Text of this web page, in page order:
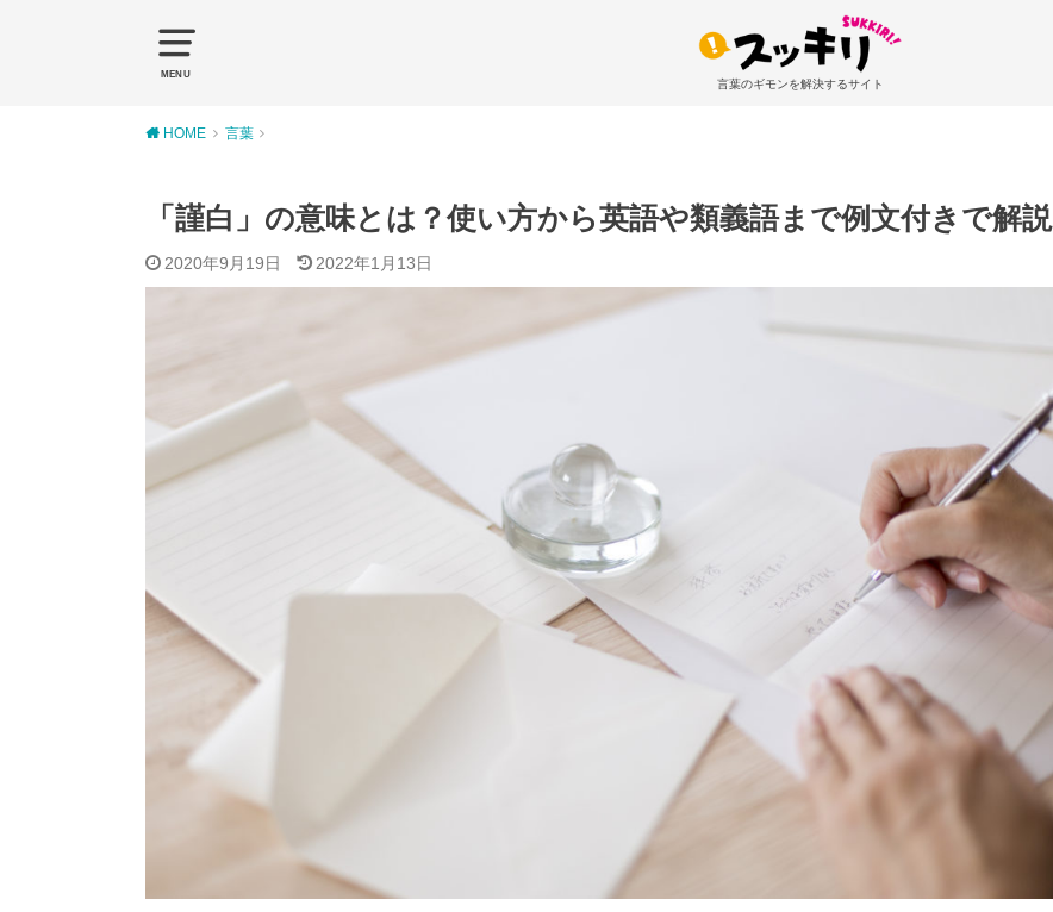
MENU
言葉のギモンを解決するサイト
HOME 言葉
「謹白」の意味とは？使い方から英語や類義語まで例文付きで解説
2020年9月19日 2022年1月13日